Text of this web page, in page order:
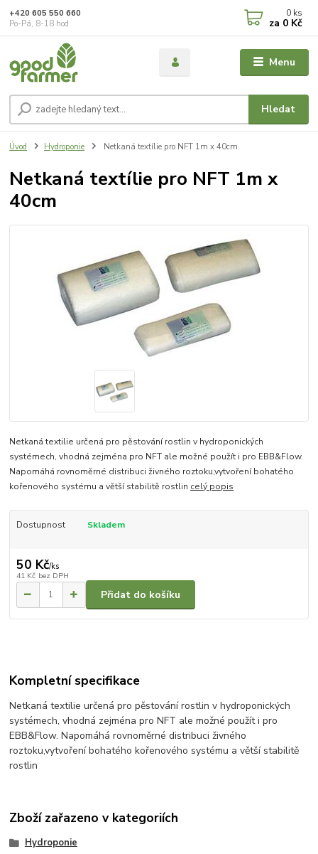
Menu
Hledat
+420 605 550 660
Po-Pá, 8-18 hod
0 ks
za 0 Kč
Úvod Hydroponie Netkaná textílie pro NFT 1m x 40cm
Netkaná textílie pro NFT 1m x
40cm
Netkaná textilie určená pro pěstování rostlin v hydroponických
systémech, vhodná zejména pro NFT ale možné použít i pro EBB&Flow.
Napomáhá rovnoměrné distribuci živného roztoku,vytvoření bohatého
kořenového systému a větší stabilitě rostlin celý popis
Dostupnost Skladem
50 Kč/ks
41 Kč bez DPH
Přidat do košíku
Kompletní specifikace
Netkaná textilie určená pro pěstování rostlin v hydroponických
systémech, vhodná zejména pro NFT ale možné použít i pro
EBB&Flow. Napomáhá rovnoměrné distribuci živného
roztoku,vytvoření bohatého kořenového systému a větší stabilitě
rostlin
Zboží zařazeno v kategoriích
Hydroponie